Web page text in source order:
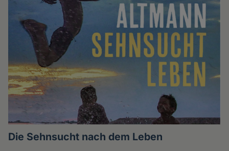
Die Sehnsucht nach dem Leben